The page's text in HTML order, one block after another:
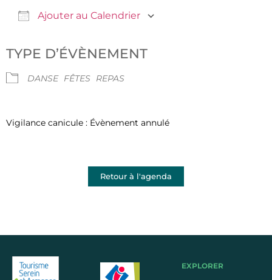
Ajouter au Calendrier
TYPE D’ÉVÈNEMENT
DANSE FÊTES REPAS
Vigilance canicule : Évènement annulé
Retour à l'agenda
EXPLORER